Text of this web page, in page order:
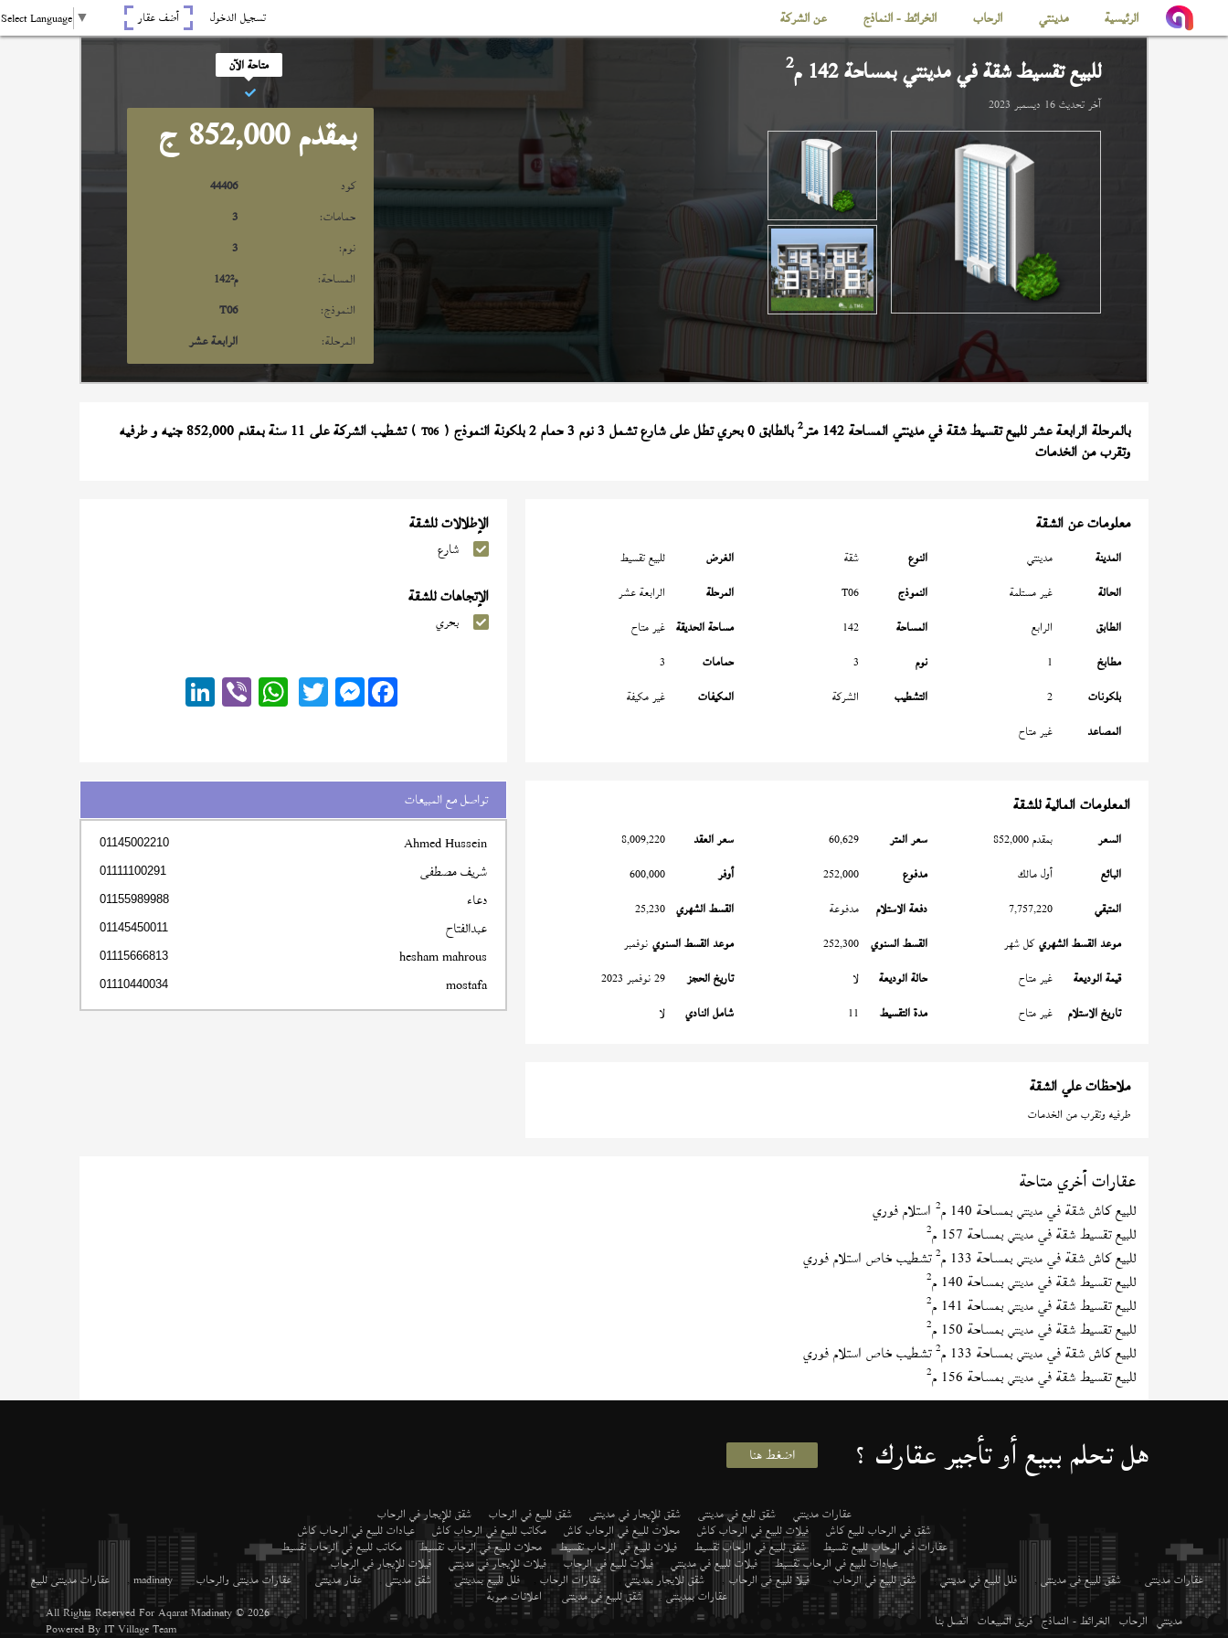
الرئيسية مدينتي الرحاب الخرائط - النماذج عن الشركة تسجيل الدخول أضف عقار Select Language ▼
للبيع تقسيط شقة فيمدينتيبمساحة 142 م 2
آخر تحديث16 ديسمبر 2023
متاحة الآن
بمقدم 852,000 ج
كود
44406
حمامات:
3
نوم:
3
المساحة:
142م²
النموذج:
T06
المرحلة:
الرابعة عشر
بالمرحلة الرابعة عشر للبيع تقسيط شقة في مدينتي المساحة 142 متر 2بالطابق 0 بحري تطل على شارع تشمل 3 نوم 3 حمام 2 بلكونة النموذج ( T06 ) تشطيب الشركة على 11 سنة بمقدم 852,000 جنيه و طرفيه
وتقرب من الخدمات
معلومات عن الشقة
المدينة مدينتي النوع شقة الغرض
للبيع تقسيط
الحالة
غير مستلمة النموذج T06 المرحلة
الرابعة عشر
الطابق
الرابع المساحة 142 مساحة الحديقة غير متاح
مطابخ
1 نوم 3 حمامات
3
بلكونات
2 التشطيب الشركة المكيفات
غير مكيفة
المصاعد
غير متاح
الإطلالات للشقة
شارع
الإتجاهات للشقة
بحري
Messenger
المعلومات المالية للشقة
السعر بمقدم 852,000 سعر المتر 60,629 سعر العقد
8,009,220
البائع
أول مالك مدفوع 252,000 أوفر
600,000
المتبقي
7,757,220 دفعة الاستلام مدفوعة القسط الشهري 25,230
موعد القسط الشهري كل شهر القسط السنوي 252,300 موعد القسط السنوي نوفمبر
قيمة الوديعة
غير متاح حالة الوديعة لا تاريخ الحجز
29 نوفمبر 2023
تاريخ الاستلام
غير متاح مدة التقسيط 11 شامل النادي لا
ملاحظات علي الشقة
طرفيه وتقرب من الخدمات
تواصل مع المبيعات
Ahmed Hussein
01145002210
شريف مصطفى 01111100291
دعاء 01155989988
عبدالفتاح 01145450011
hesham mahrous
01115666813
mostafa
01110440034
عقارات أخري متاحة
للبيع كاش شقة في مدينتي بمساحة 140 م 2 استلام فوري
للبيع تقسيط شقة في مدينتي بمساحة 157 م 2
للبيع كاش شقة في مدينتي بمساحة 133 م 2تشطيب خاص استلام فوري
للبيع تقسيط شقة في مدينتي بمساحة 140 م 2
للبيع تقسيط شقة في مدينتي بمساحة 141 م 2
للبيع تقسيط شقة في مدينتي بمساحة 150 م 2
للبيع كاش شقة في مدينتي بمساحة 133 م 2تشطيب خاص استلام فوري
للبيع تقسيط شقة في مدينتي بمساحة 156 م 2
هل تحلم ببيع أو تأجير عقارك ؟ اضغط هنا
عقارات مدينتي شقق لليع في مدينتى شقق للإيجار في مدينتى شقق للبيع في الرحاب شقق للإيجار في الرحاب
شقق في الرحاب للبيع كاش فيلات للبيع في الرحاب كاش محلات للبيع في الرحاب كاش مكاتب للبيع في الرحاب كاش عيادات للبيع في الرحاب كاش
عقارات في الرحاب للبيع تقسيط شقق للبيع في الرحاب تقسيط فيلات للبيع في الرحاب تقسيط محلات للبيع في الرحاب تقسيط مكاتب للبيع في الرحاب تقسيط
عيادات للبيع في الرحاب تقسيط فيلات للبيع في مدينتي فيلات للبيع في الرحاب فيلات للإيجار في مدينتي فيلات للإيجار في الرحاب
عقارات مدينتى شقق للبيع فى مدينتى , فلل للبيع في مدينتي, شقق للبيع في الرحاب فيلا للبيع فى الرحاب , شقق للايجار بمدينتي, عقارات الرحاب فلل للبيع بمدينتى, شقق مدينتى عقار مدينتى , عقارات مدينتى والرحاب,
madinaty
, عقارات مدينتى للبيع
عقارات بمدينتى , شقق للبيع فى مدينتى
اعلانات مبوبة
مدينتي الرحاب الخرائط - النماذج فريق المبيعات اتصل بنا All Rights Reserved ForAqarat Madinaty© 2026
Powered ByIT Village Team